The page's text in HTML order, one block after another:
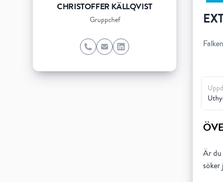
CHRISTOFFER KÄLLQVIST
Gruppchef
PhoneEmailLinkedIn
Är du
söker